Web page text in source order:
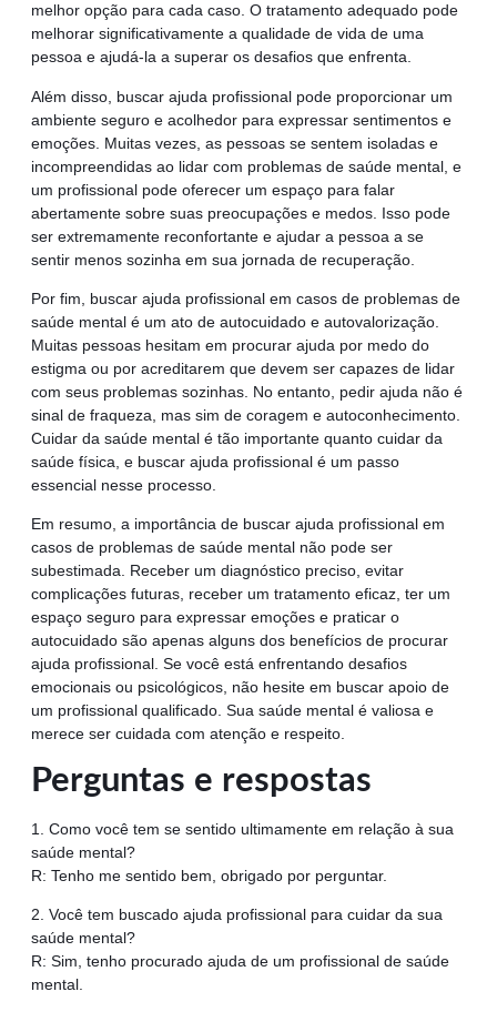
melhor opção para cada caso. O tratamento adequado pode
melhorar significativamente a qualidade de vida de uma
pessoa e ajudá-la a superar os desafios que enfrenta.
Além disso, buscar ajuda profissional pode proporcionar um
ambiente seguro e acolhedor para expressar sentimentos e
emoções. Muitas vezes, as pessoas se sentem isoladas e
incompreendidas ao lidar com problemas de saúde mental, e
um profissional pode oferecer um espaço para falar
abertamente sobre suas preocupações e medos. Isso pode
ser extremamente reconfortante e ajudar a pessoa a se
sentir menos sozinha em sua jornada de recuperação.
Por fim, buscar ajuda profissional em casos de problemas de
saúde mental é um ato de autocuidado e autovalorização.
Muitas pessoas hesitam em procurar ajuda por medo do
estigma ou por acreditarem que devem ser capazes de lidar
com seus problemas sozinhas. No entanto, pedir ajuda não é
sinal de fraqueza, mas sim de coragem e autoconhecimento.
Cuidar da saúde mental é tão importante quanto cuidar da
saúde física, e buscar ajuda profissional é um passo
essencial nesse processo.
Em resumo, a importância de buscar ajuda profissional em
casos de problemas de saúde mental não pode ser
subestimada. Receber um diagnóstico preciso, evitar
complicações futuras, receber um tratamento eficaz, ter um
espaço seguro para expressar emoções e praticar o
autocuidado são apenas alguns dos benefícios de procurar
ajuda profissional. Se você está enfrentando desafios
emocionais ou psicológicos, não hesite em buscar apoio de
um profissional qualificado. Sua saúde mental é valiosa e
merece ser cuidada com atenção e respeito.
Perguntas e respostas
1. Como você tem se sentido ultimamente em relação à sua
saúde mental?
R: Tenho me sentido bem, obrigado por perguntar.
2. Você tem buscado ajuda profissional para cuidar da sua
saúde mental?
R: Sim, tenho procurado ajuda de um profissional de saúde
mental.